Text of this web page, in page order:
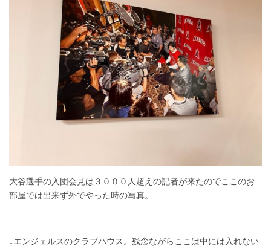
大谷選手の入団会見は３０００人超えの記者が来たのでここのお
部屋では出来ず外でやった時の写真。
↓エンジェルスのクラブハウス。残念ながらここは中には入れない